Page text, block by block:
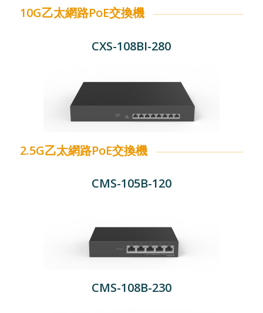
10G乙太網路PoE交換機
CXS-108BI-280
2.5G乙太網路PoE交換機
CMS-105B-120
CMS-108B-230